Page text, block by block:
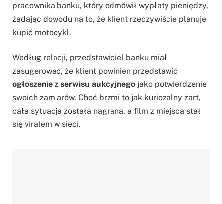
pracownika banku, który odmówił wypłaty pieniędzy,
żądając dowodu na to, że klient rzeczywiście planuje
kupić motocykl.
Według relacji, przedstawiciel banku miał
zasugerować, że klient powinien przedstawić
ogłoszenie z serwisu aukcyjnego jako potwierdzenie
swoich zamiarów. Choć brzmi to jak kuriozalny żart,
cała sytuacja została nagrana, a film z miejsca stał
się viralem w sieci.